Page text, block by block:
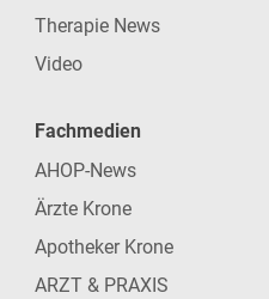
Therapie News
Video
Fachmedien
AHOP-News
Ärzte Krone
Apotheker Krone
ARZT & PRAXIS